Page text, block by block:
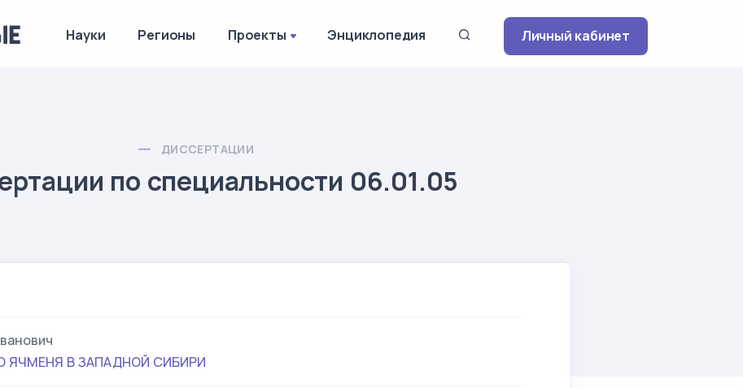
Науки Регионы Проекты Энциклопедия Личный кабинет
ДИССЕРТАЦИИ
по специальности 06.01.05
ЯЧМЕНЯ В ЗАПАДНОЙ СИБИРИ